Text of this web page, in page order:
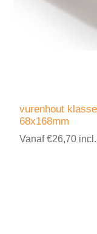
vurenhout
68x168mm
Vanaf €26,70